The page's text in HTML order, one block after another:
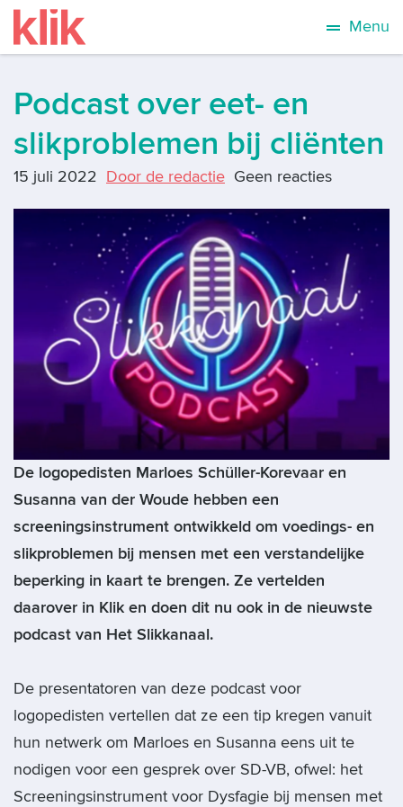
Menu
Podcast over eet- en
slikproblemen bij cliënten
15 juli 2022 Door de redactie Geen reacties
De logopedisten Marloes Schüller-Korevaar en
Susanna van der Woude hebben een
screeningsinstrument ontwikkeld om voedings- en
slikproblemen bij mensen met een verstandelijke
beperking in kaart te brengen. Ze vertelden
daarover in Klik en doen dit nu ook in de nieuwste
podcast van Het Slikkanaal.
De presentatoren van deze podcast voor
logopedisten vertellen dat ze een tip kregen vanuit
hun netwerk om Marloes en Susanna eens uit te
nodigen voor een gesprek over SD-VB, ofwel: het
Screeningsinstrument voor Dysfagie bij mensen met